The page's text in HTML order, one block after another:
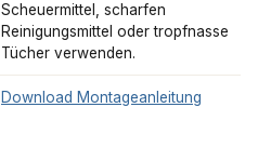
Scheuermittel, scharfen
Reinigungsmittel oder tropfnasse
Tücher verwenden.
Download Montageanleitung